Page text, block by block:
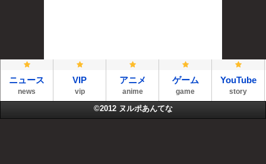
ニュース
news
VIP
vip
アニメ
anime
ゲーム
game
YouTube
story
©2012 ヌルポあんてな